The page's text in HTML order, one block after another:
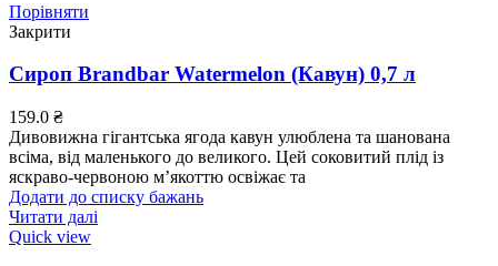
Порівняти
Закрити
Сироп Brandbar Watermelon (Кавун) 0,7 л
159.0 ₴
Дивовижна гігантська ягода кавун улюблена та шанована
всіма, від маленького до великого. Цей соковитий плід із
яскраво-червоною м’якоттю освіжає та
Додати до списку бажань
Читати далі
Quick view